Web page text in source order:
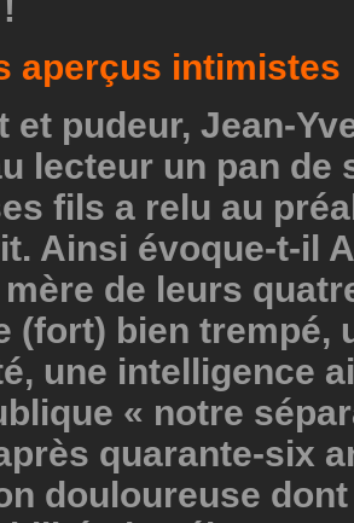
aperçus intimistes
et pudeur, Jean-
lecteur un pan de
fils a relu au
Ainsi évoque-t-il
de leurs
(fort) bien trempé,
une intelligence
« notre
quarante-six
douloureuse